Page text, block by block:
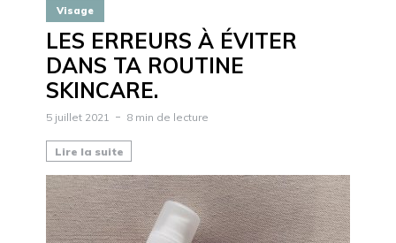
Visage
LES ERREURS À ÉVITER
DANS TA ROUTINE
SKINCARE.
5 juillet 2021 8 min de lecture
Lire la suite